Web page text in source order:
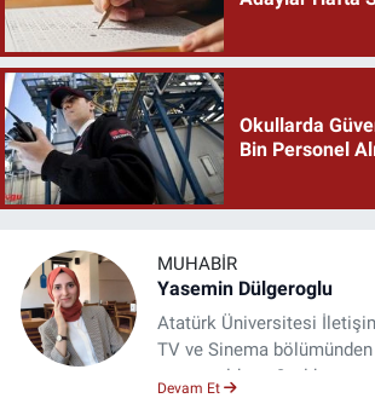
Okullarda
Bin Personel
MUHABIR
Yasemin Dülgeroglu
Atatürk Üniversitesi
TV ve Sinema bölümünden
mezun oldum. 3 yıl
Devam Et